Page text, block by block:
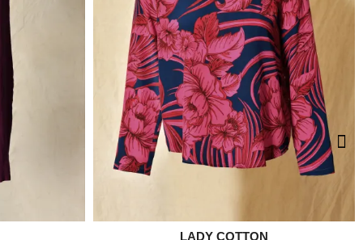
LADY COTTON